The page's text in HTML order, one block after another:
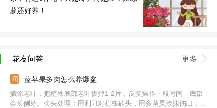
萝还好养！
花友问答 更多
蓝苹果多肉怎么养爆盆
摘除老叶：把植株底部老叶拔掉1-2片，反复操作一段时间，底部
会长侧芽。砍头处理：用利刀对植株砍头，用多菌灵涂抹伤口，并